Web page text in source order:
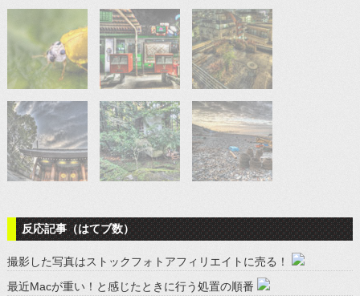
反応記事（はてブ数）
撮影した写真はストックフォトアフィリエイトに売る！
最近Macが重い！と感じたときに行う処置の順番